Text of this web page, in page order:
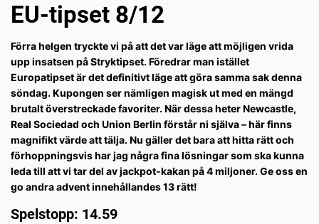
EU-tipset 8/12
Förra helgen tryckte vi på att det var läge att möjligen vrida
upp insatsen på Stryktipset. Föredrar man istället
Europatipset är det definitivt läge att göra samma sak denna
söndag. Kupongen ser nämligen magisk ut med en mängd
brutalt överstreckade favoriter. När dessa heter Newcastle,
Real Sociedad och Union Berlin förstår ni själva – här finns
magnifikt värde att tälja. Nu gäller det bara att hitta rätt och
förhoppningsvis har jag några fina lösningar som ska kunna
leda till att vi tar del av jackpot-kakan på 4 miljoner. Ge oss en
go andra advent innehållandes 13 rätt!
Spelstopp: 14.59